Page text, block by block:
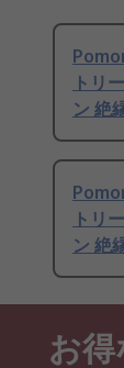
トリ
ン 絶
トリ
ン 絶
お